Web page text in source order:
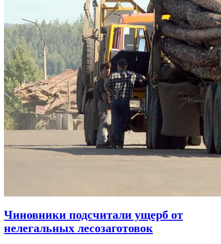
Чиновники подсчитали ущерб от
нелегальных лесозаготовок